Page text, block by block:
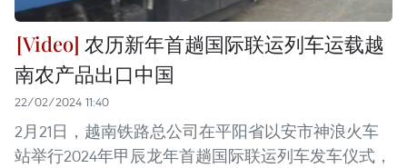
农历新年首趟国际联运列车运载越
南农产品出口中国
22/02/2024 11:40
2月21日，越南铁路总公司在平阳省以安市神浪火车
站举行2024年甲辰龙年首趟国际联运列车发车仪式，